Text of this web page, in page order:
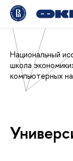
Национальный
школа
компьютерных